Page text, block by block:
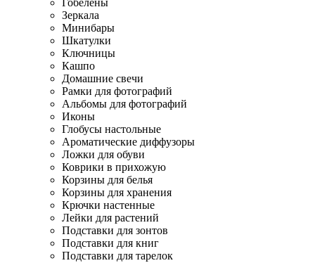
Гобелены
Зеркала
Минибары
Шкатулки
Ключницы
Кашпо
Домашние свечи
Рамки для фотографий
Альбомы для фотографий
Иконы
Глобусы настольные
Ароматические диффузоры
Ложки для обуви
Коврики в прихожую
Корзины для белья
Корзины для хранения
Крючки настенные
Лейки для растений
Подставки для зонтов
Подставки для книг
Подставки для тарелок